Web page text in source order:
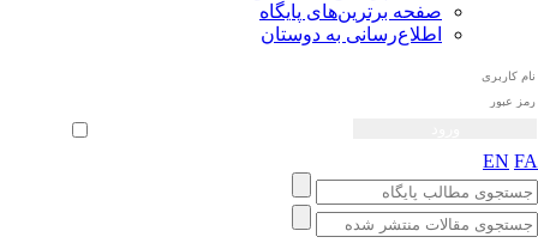
صفحه برترین‌های پایگاه
اطلاع‌رسانی به دوستان
ورود خودکار
EN